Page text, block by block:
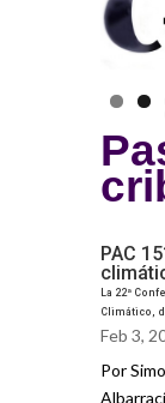
PAC
La 22ª
Climático,
Feb 3,
Por